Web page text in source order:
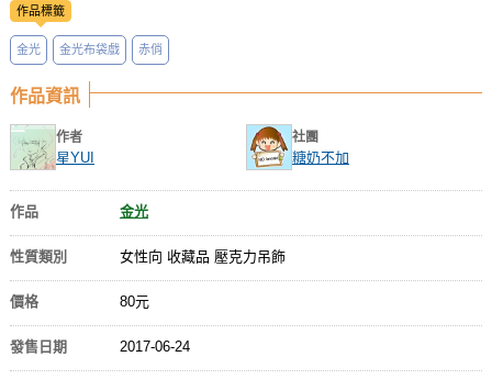
作品標籤
金光 金光布袋戲 赤俏
作品資訊
作者
星YUI
社團
糖奶不加
作品 金光
性質類別 女性向 收藏品 壓克力吊飾
價格 80元
發售日期 2017-06-24